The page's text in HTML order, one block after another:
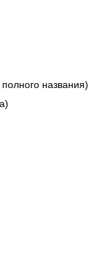
названия)